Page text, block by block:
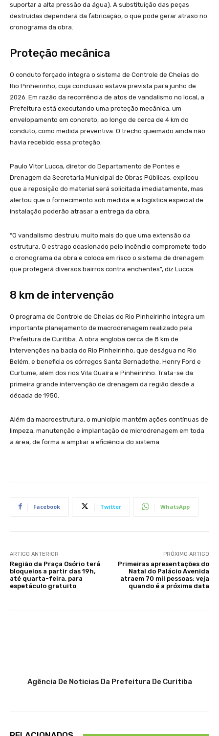
suportar a alta pressão da água). A substituição das peças
destruídas dependerá da fabricação, o que pode gerar atraso no
cronograma da obra.
Proteção mecânica
O conduto forçado integra o sistema de Controle de Cheias do
Rio Pinheirinho, cuja conclusão estava prevista para junho de
2026. Em razão da recorrência de atos de vandalismo no local, a
Prefeitura está executando uma proteção mecânica, um
envelopamento em concreto, ao longo de cerca de 4 km do
conduto, como medida preventiva. O trecho queimado ainda não
havia recebido essa proteção.
Paulo Vitor Lucca, diretor do Departamento de Pontes e
Drenagem da Secretaria Municipal de Obras Públicas, explicou
que a reposição do material será solicitada imediatamente, mas
alertou que o fornecimento sob medida e a logística especial de
instalação poderão atrasar a entrega da obra.
“O vandalismo destruiu muito mais do que uma extensão da
estrutura. O estrago ocasionado pelo incêndio compromete todo
o cronograma da obra e coloca em risco o sistema de drenagem
que protegerá diversos bairros contra enchentes”, diz Lucca.
8 km de intervenção
O programa de Controle de Cheias do Rio Pinheirinho integra um
importante planejamento de macrodrenagem realizado pela
Prefeitura de Curitiba. A obra engloba cerca de 8 km de
intervenções na bacia do Rio Pinheirinho, que deságua no Rio
Belém, e beneficia os córregos Santa Bernadethe, Henry Ford e
Curtume, além dos rios Vila Guaíra e Pinheirinho. Trata-se da
primeira grande intervenção de drenagem da região desde a
década de 1950.
Além da macroestrutura, o município mantém ações contínuas de
limpeza, manutenção e implantação de microdrenagem em toda
a área, de forma a ampliar a eficiência do sistema.
Facebook Twitter WhatsApp
ARTIGO ANTERIOR
Região da Praça Osório terá
bloqueios a partir das 19h,
até quarta-feira, para
espetáculo gratuito
PRÓXIMO ARTIGO
Primeiras apresentações do
Natal do Palácio Avenida
atraem 70 mil pessoas; veja
quando é a próxima data
Agência De Noticias Da Prefeitura De Curitiba